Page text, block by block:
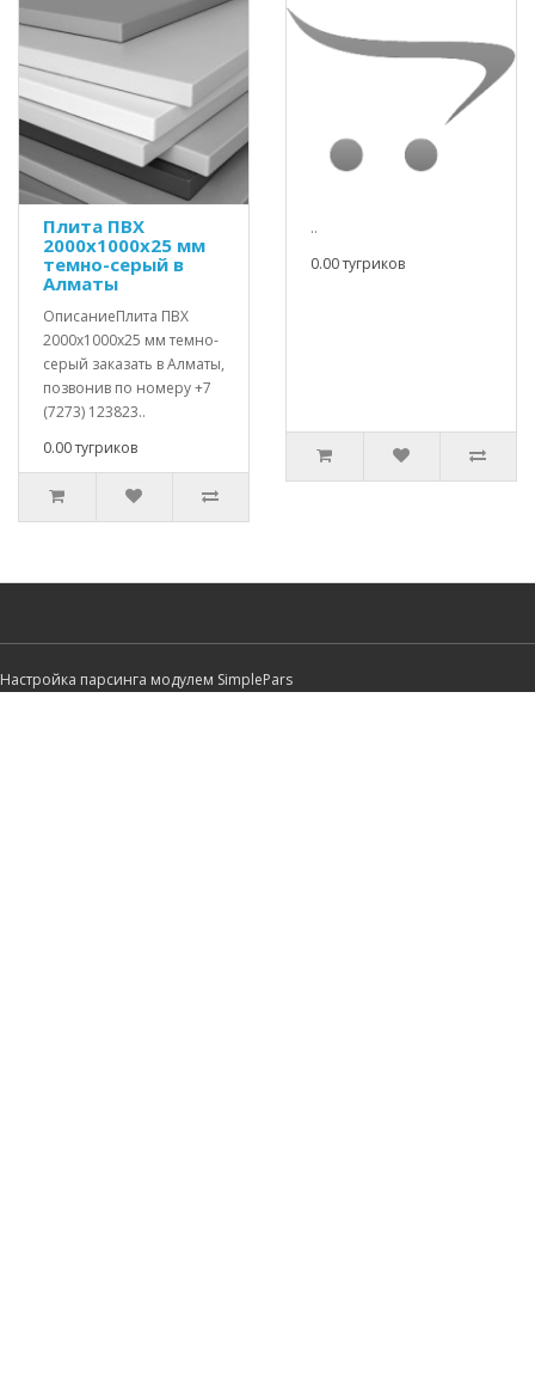
Плита ПВХ
2000х1000х25 мм
темно-серый в
Алматы
ОписаниеПлита ПВХ
2000х1000х25 мм темно-
серый заказать в Алматы,
позвонив по номеру +7
(7273) 123823..
0.00 тугриков
..
0.00 тугриков
Настройка парсинга модулем SimplePars